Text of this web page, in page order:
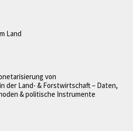
Land
von
der Land- & Forstwirtschaft – Daten,
& politische Instrumente